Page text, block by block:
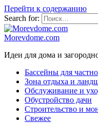
Перейти к содержанию
Search for:
Morevdome.com
Идеи для дома и
Бассейны для
Зона отдыха и
Обслуживание и
Обустройство дачи
Строительство и
Свежее